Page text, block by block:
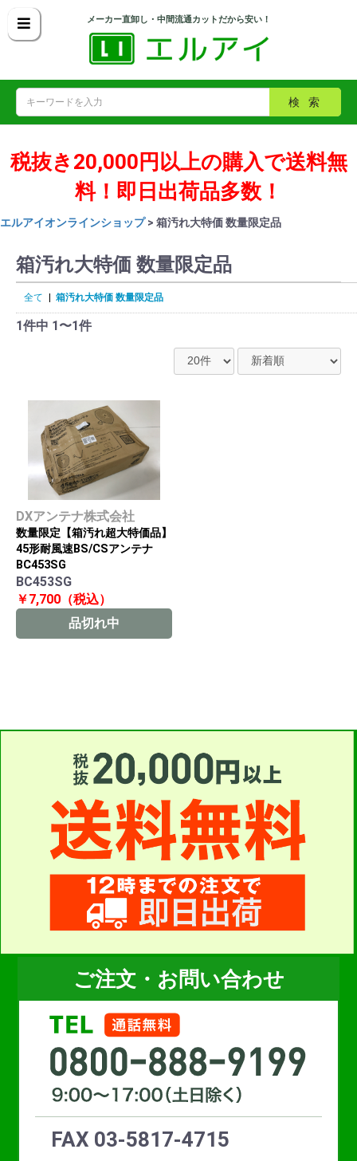
メーカー直卸し・中間流通カットだから安い！
検索
税抜き20,000円以上の購入で送料無
料！即日出荷品多数！
エルアイオンラインショップ> 箱汚れ大特価 数量限定品
箱汚れ大特価 数量限定品
全て 箱汚れ大特価 数量限定品
1件中 1〜1件
DXアンテナ株式会社
数量限定【箱汚れ超大特価品】
45形耐風速BS/CSアンテナ
BC453SG
BC453SG
￥7,700（税込）
品切れ中
お買い物を続ける
ご注文・お問い合わせ
FAX 03-5817-4715